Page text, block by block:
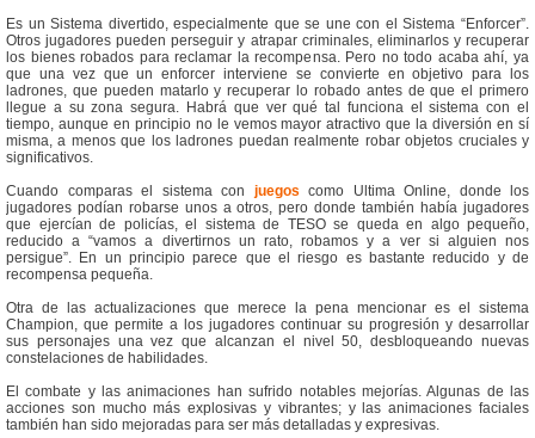
Es un Sistema divertido, especialmente que se une con el Sistema “Enforcer”.
Otros jugadores pueden perseguir y atrapar criminales, eliminarlos y recuperar
los bienes robados para reclamar la recompensa. Pero no todo acaba ahí, ya
que una vez que un enforcer interviene se convierte en objetivo para los
ladrones, que pueden matarlo y recuperar lo robado antes de que el primero
llegue a su zona segura. Habrá que ver qué tal funciona el sistema con el
tiempo, aunque en principio no le vemos mayor atractivo que la diversión en sí
misma, a menos que los ladrones puedan realmente robar objetos cruciales y
significativos.
Cuando comparas el sistema con juegos como Ultima Online, donde los
jugadores podían robarse unos a otros, pero donde también había jugadores
que ejercían de policías, el sistema de TESO se queda en algo pequeño,
reducido a “vamos a divertirnos un rato, robamos y a ver si alguien nos
persigue”. En un principio parece que el riesgo es bastante reducido y de
recompensa pequeña.
Otra de las actualizaciones que merece la pena mencionar es el sistema
Champion, que permite a los jugadores continuar su progresión y desarrollar
sus personajes una vez que alcanzan el nivel 50, desbloqueando nuevas
constelaciones de habilidades.
El combate y las animaciones han sufrido notables mejorías. Algunas de las
acciones son mucho más explosivas y vibrantes; y las animaciones faciales
también han sido mejoradas para ser más detalladas y expresivas.